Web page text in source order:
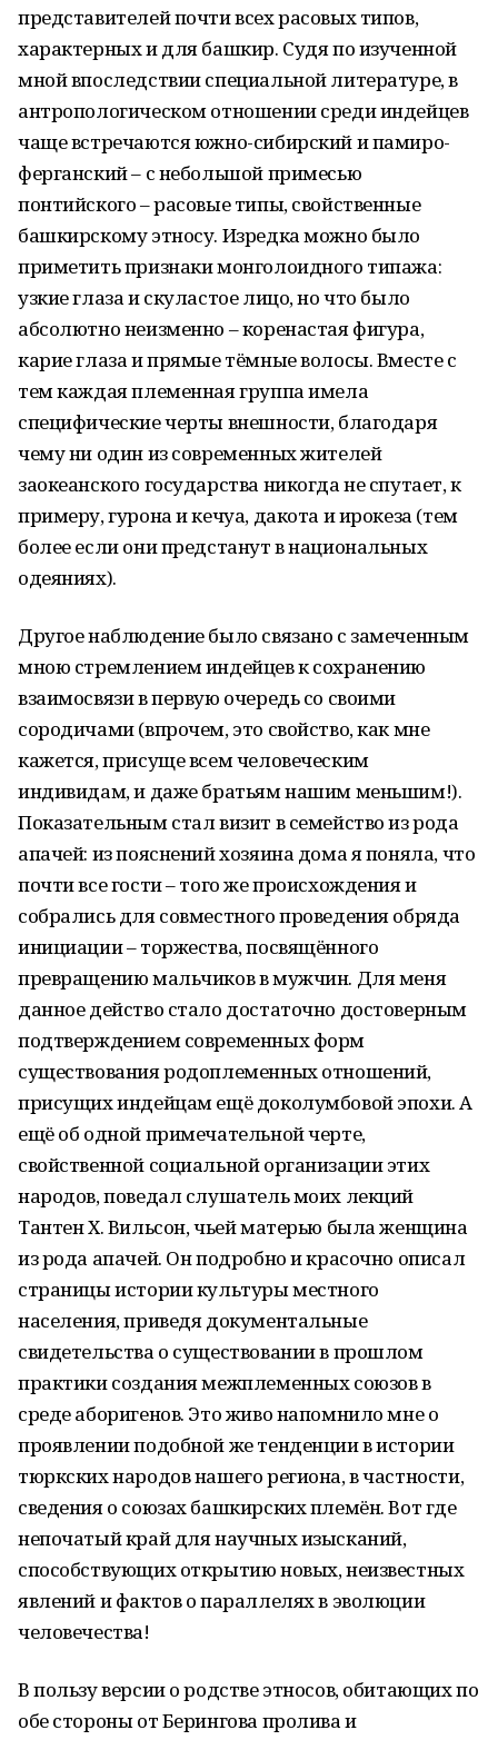
представителей почти всех расовых типов,
характерных и для башкир. Судя по изученной
мной впоследствии специальной литературе, в
антропологическом отношении среди индейцев
чаще встречаются южно-сибирский и памиро-
ферганский – с небольшой примесью
понтийского – расовые типы, свойственные
башкирскому этносу. Изредка можно было
приметить признаки монголоидного типажа:
узкие глаза и скуластое лицо, но что было
абсолютно неизменно – коренастая фигура,
карие глаза и прямые тёмные волосы. Вместе с
тем каждая племенная группа имела
специфические черты внешности, благодаря
чему ни один из современных жителей
заокеанского государства никогда не спутает, к
примеру, гурона и кечуа, дакота и ирокеза (тем
более если они предстанут в национальных
одеяниях).
Другое наблюдение было связано с замеченным
мною стремлением индейцев к сохранению
взаимосвязи в первую очередь со своими
сородичами (впрочем, это свойство, как мне
кажется, присуще всем человеческим
индивидам, и даже братьям нашим меньшим!).
Показательным стал визит в семейство из рода
апачей: из пояснений хозяина дома я поняла, что
почти все гости – того же происхождения и
собрались для совместного проведения обряда
инициации – торжества, посвящённого
превращению мальчиков в мужчин. Для меня
данное действо стало достаточно достоверным
подтверждением современных форм
существования родоплеменных отношений,
присущих индейцам ещё доколумбовой эпохи. А
ещё об одной примечательной черте,
свойственной социальной организации этих
народов, поведал слушатель моих лекций
Тантен Х. Вильсон, чьей матерью была женщина
из рода апачей. Он подробно и красочно описал
страницы истории культуры местного
населения, приведя документальные
свидетельства о существовании в прошлом
практики создания межплеменных союзов в
среде аборигенов. Это живо напомнило мне о
проявлении подобной же тенденции в истории
тюркских народов нашего региона, в частности,
сведения о союзах башкирских племён. Вот где
непочатый край для научных изысканий,
способствующих открытию новых, неизвестных
явлений и фактов о параллелях в эволюции
человечества!
В пользу версии о родстве этносов, обитающих по
обе стороны от Берингова пролива и